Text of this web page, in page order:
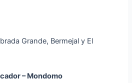
Grande, Bermejal y El
– Mondomo